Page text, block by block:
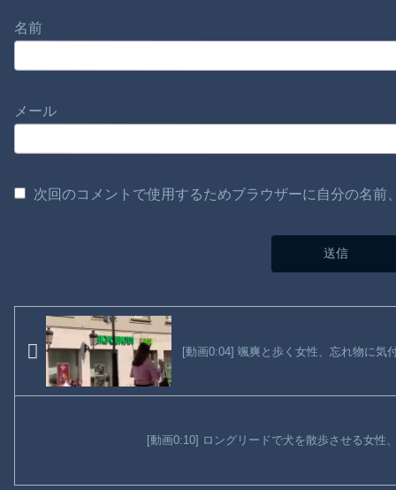
名前
メール
次回のコメントで使用するためブラウザーに自分の名
[動画0:04] 颯爽と歩く女性、忘れ物に気
[動画0:10] ロングリードで犬を散歩させる女性